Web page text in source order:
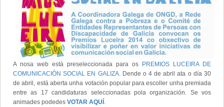
A nosa web está preseleccionada para os
PREMIOS LUCEIRA DE
COMUNICACIÓN SOCIAL EN GALIZA. Dende o 4 de abril ata o día 30
de abril, está aberta unha votación popular para escoller unha premiada
entre as 17 candidaturas seleccionadas pola organización. Se vos
animades podedes VOTAR AQUÍ .